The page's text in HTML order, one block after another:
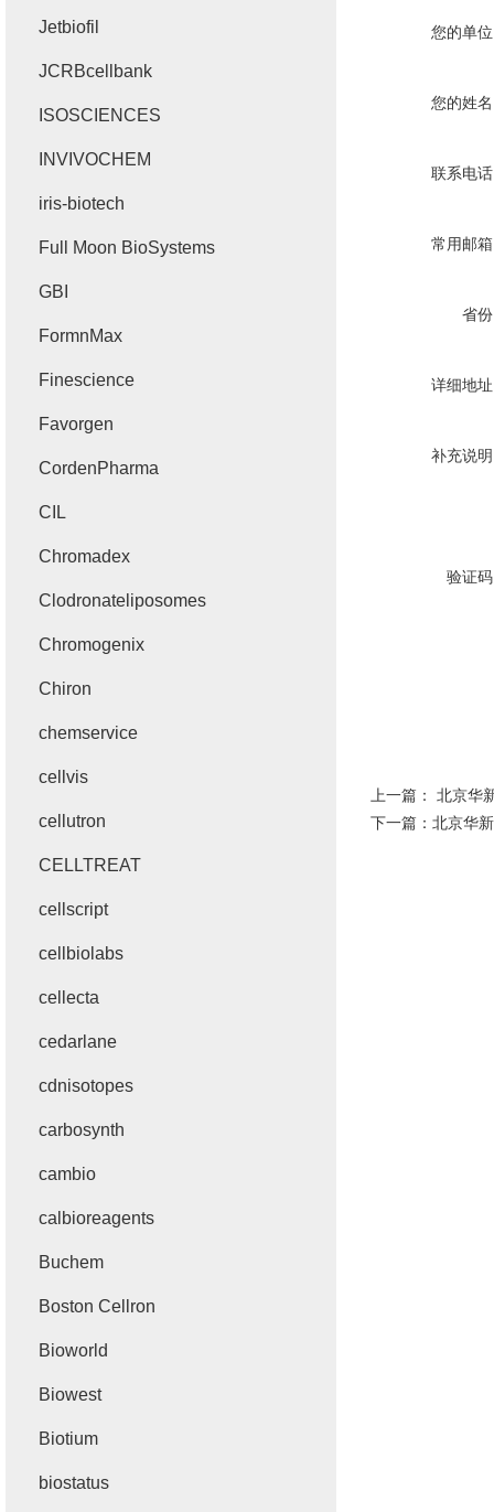
您的单
您的姓
联系电
常用邮
省
详细地
补充说
验证
上一篇： 北京华
下一篇： 北京华
Jetbiofil
JCRBcellbank
ISOSCIENCES
INVIVOCHEM
iris-biotech
Full Moon BioSystems
GBI
FormnMax
Finescience
Favorgen
CordenPharma
CIL
Chromadex
Clodronateliposomes
Chromogenix
Chiron
chemservice
cellvis
cellutron
CELLTREAT
cellscript
cellbiolabs
cellecta
cedarlane
cdnisotopes
carbosynth
cambio
calbioreagents
Buchem
Boston Cellron
Bioworld
Biowest
Biotium
biostatus